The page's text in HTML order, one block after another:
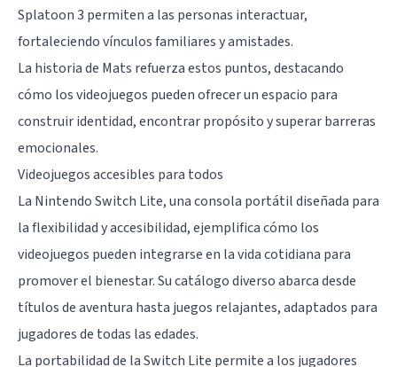
Splatoon 3 permiten a las personas interactuar,
fortaleciendo vínculos familiares y amistades.
La historia de Mats refuerza estos puntos, destacando
cómo los videojuegos pueden ofrecer un espacio para
construir identidad, encontrar propósito y superar barreras
emocionales.
Videojuegos accesibles para todos
La Nintendo Switch Lite, una consola portátil diseñada para
la flexibilidad y accesibilidad, ejemplifica cómo los
videojuegos pueden integrarse en la vida cotidiana para
promover el bienestar. Su catálogo diverso abarca desde
títulos de aventura hasta juegos relajantes, adaptados para
jugadores de todas las edades.
La portabilidad de la Switch Lite permite a los jugadores